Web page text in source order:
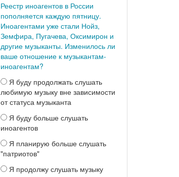
Реестр иноагентов в России
пополняется каждую пятницу.
Иноагентами уже стали Нойз,
Земфира, Пугачева, Оксимирон и
другие музыканты. Изменилось ли
ваше отношение к музыкантам-
иноагентам?
Я буду продолжать слушать
любимую музыку вне зависимости
от статуса музыканта
Я буду больше слушать
иноагентов
Я планирую больше слушать
"патриотов"
Я продолжу слушать музыку